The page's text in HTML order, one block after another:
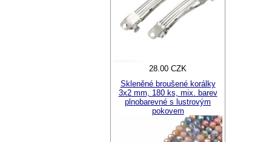
28.00 CZK
Skleněné broušené korálky
3x2 mm, 180 ks, mix. barev
plnobarevné s lustrovým
pokovem